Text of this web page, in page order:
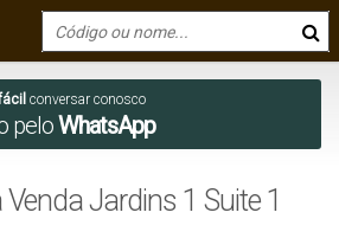
conversar conosco
peloWhatsApp
Jardins 1 Suite 1